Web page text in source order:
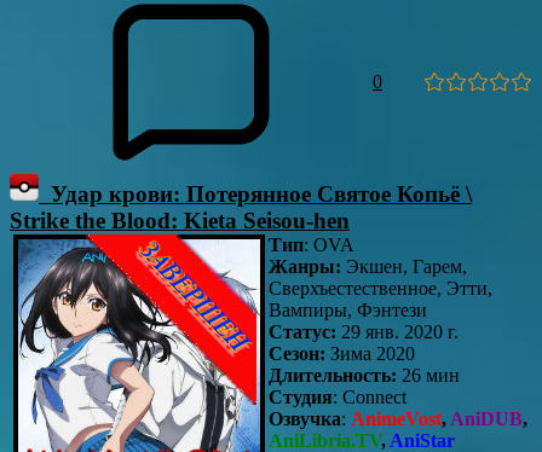
0
Удар крови: Потерянное Святое Копьё \
Strike the Blood: Kieta Seisou-hen
Тип: OVA
Жанры: Экшен, Гарем,
Сверхъестественное, Этти,
Вампиры, Фэнтези
Статус: 29 янв. 2020 г.
Сезон: Зима 2020
Длительность: 26 мин
Студия: Connect
Озвучка: AnimeVost, AniDUB,
AniLibria.TV, AniStar